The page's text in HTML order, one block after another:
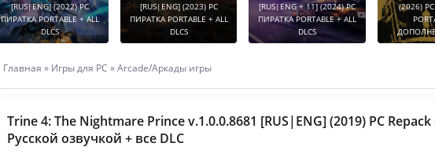
[RUS|ENG] (2022) PC
ПИРАТКА PORTABLE + ALL
DLCS
[RUS|ENG] (2023) PC
ПИРАТКА PORTABLE + ALL
DLCS
[RUS|ENG + 11] (2024) PC
ПИРАТКА PORTABLE + ALL
DLCS
(2026)
Главная » Игры для PC »Arcade/Аркады игры
Trine 4: The Nightmare Prince v.1.0.0.8681 [RUS|ENG] (2019) PC Repack
Русской озвучкой + все DLC